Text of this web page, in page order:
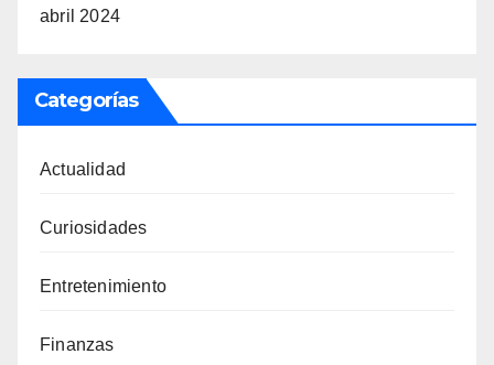
abril 2024
Categorías
Actualidad
Curiosidades
Entretenimiento
Finanzas